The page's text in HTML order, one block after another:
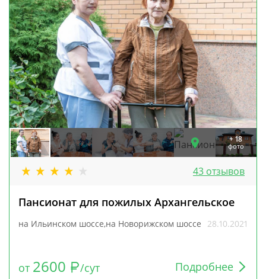
+ 18
фото
43 отзывов
Пансионат для пожилых Архангельское
на Ильинском шоссе,на Новорижском шоссе 28.10.2021
от 2600 /сут Подробнее